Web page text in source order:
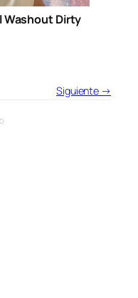
Dirty
Siguiente →